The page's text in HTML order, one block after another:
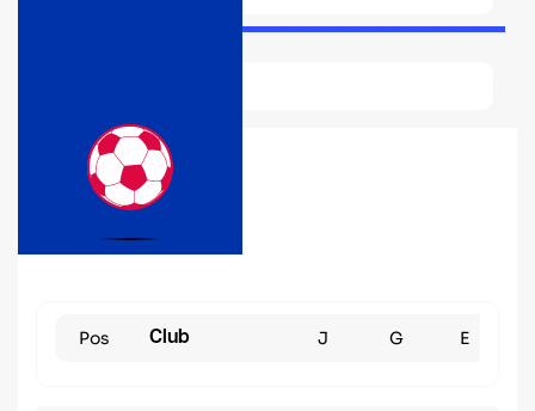
Posiciones
Pos Club J G E